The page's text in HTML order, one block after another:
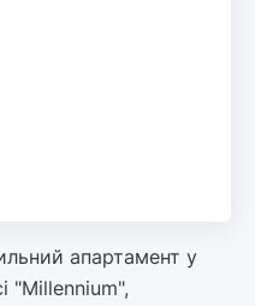
апартамент у
"Millennium",